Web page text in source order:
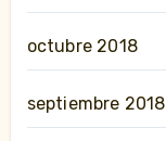
octubre 2018
septiembre 2018